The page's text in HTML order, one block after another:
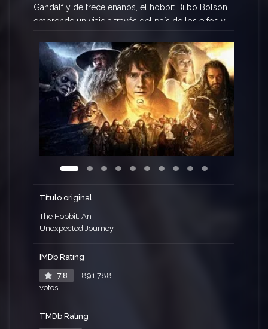
Gandalf y de trece enanos, el hobbit Bilbo Bolsón
emprende un viaje a través del país de los elfos y
de los orcos hasta la Montaña Solitaria, donde el
dragón Smaug esconde el tesoro de los Enanos.
Finalmente, en las profundidades de la Tierra,
encuentra el Anillo Único, hipnótico objeto que
será posteriormente causa de tantas sangrientas
batallas en la Tierra Media.
Título original
The Hobbit: An
Unexpected Journey
IMDb Rating
7.8
891,788
votos
TMDb Rating